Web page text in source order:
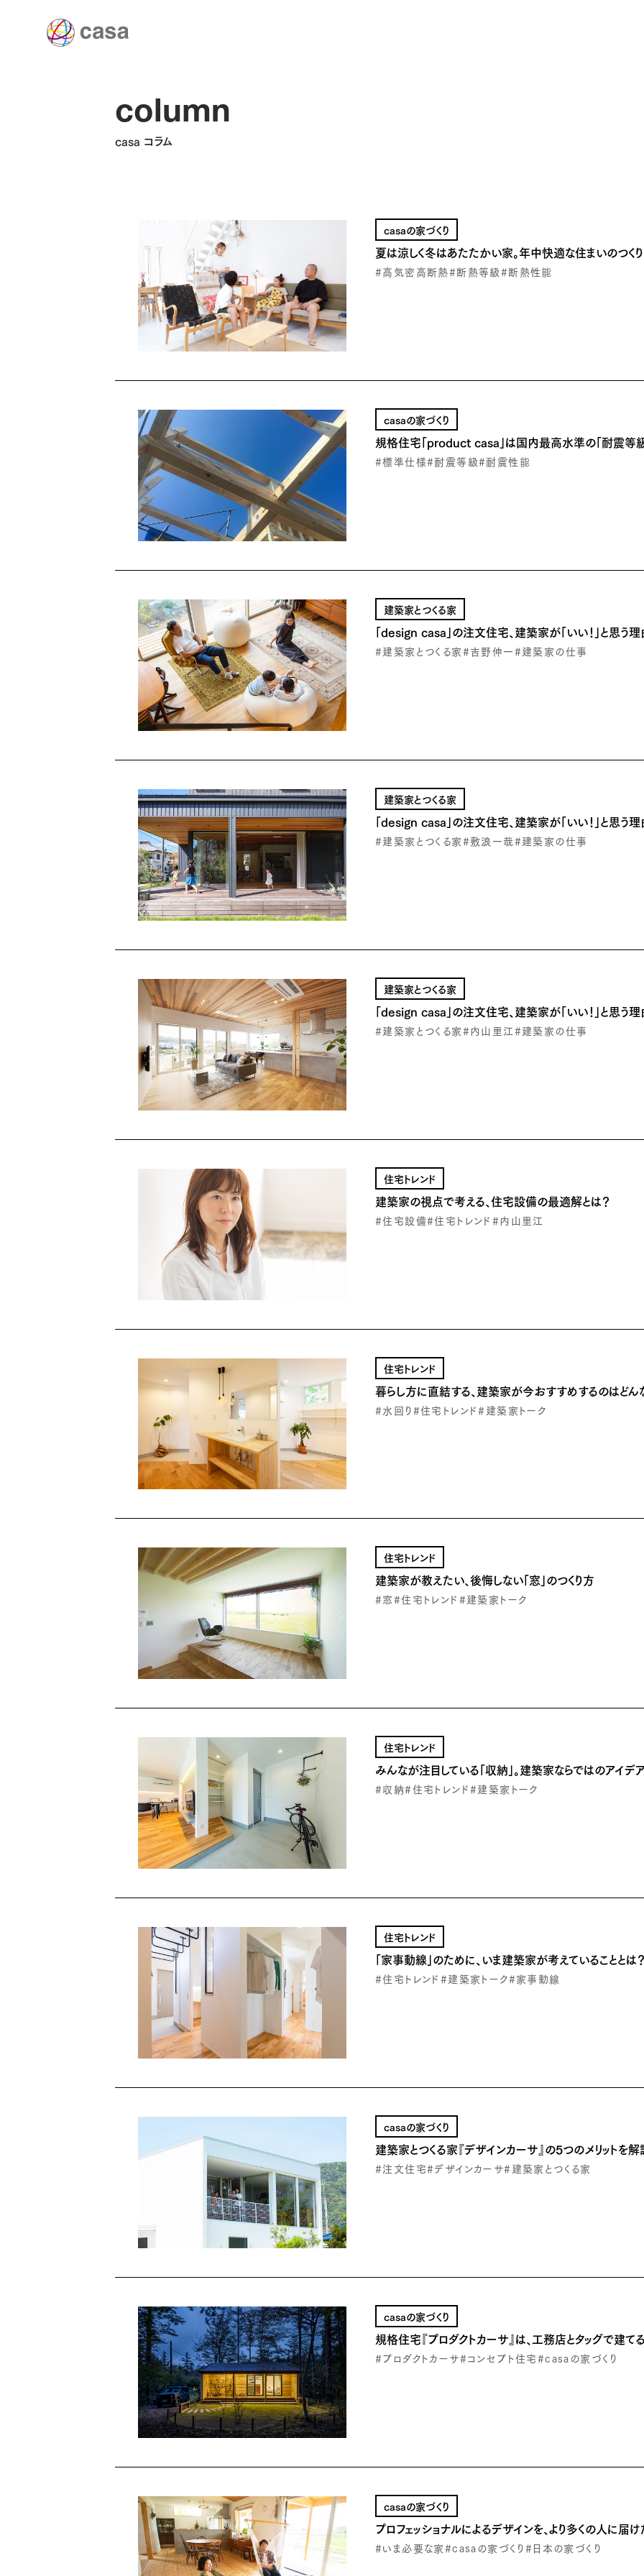
column
casa コラム
casaの家づくり
夏は涼しく冬はあたたかい家。年中快適な住まいのつく
#高気密高断熱#断熱等級#断熱性能
casaの家づくり
規格住宅「product casa」は国内最高水準の「耐震等
#標準仕様#耐震等級#耐震性能
建築家とつくる家
「design casa」の注文住宅、建築家が「いい！」と思う
#建築家とつくる家#吉野伸一#建築家の仕事
建築家とつくる家
「design casa」の注文住宅、建築家が「いい！」と思う
#建築家とつくる家#敷浪一哉#建築家の仕事
建築家とつくる家
「design casa」の注文住宅、建築家が「いい！」と思う
#建築家とつくる家#内山里江#建築家の仕事
住宅トレンド
建築家の視点で考える、住宅設備の最適解とは？
#住宅設備#住宅トレンド#内山里江
住宅トレンド
暮らし方に直結する、建築家が今おすすめするのはどんな
#水回り#住宅トレンド#建築家トーク
住宅トレンド
建築家が教えたい、後悔しない「窓」のつくり方
#窓#住宅トレンド#建築家トーク
住宅トレンド
みんなが注目している「収納」。建築家ならではのアイデ
#収納#住宅トレンド#建築家トーク
住宅トレンド
「家事動線」のために、いま建築家が考えていることとは？
#住宅トレンド#建築家トーク#家事動線
casaの家づくり
建築家とつくる家『デザインカーサ』の5つのメリットを
#注文住宅#デザインカーサ#建築家とつくる家
casaの家づくり
規格住宅『プロダクトカーサ』は、工務店とタッグで建て
#プロダクトカーサ#コンセプト住宅#casaの家づくり
casaの家づくり
プロフェッショナルによるデザインを、より多くの⼈に届
#いま必要な家#casaの家づくり#日本の家づくり